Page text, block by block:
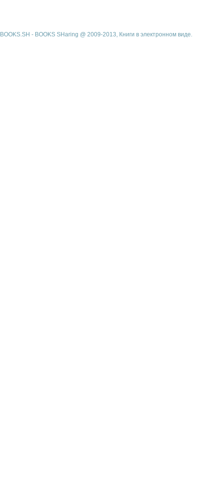
BOOKS.SH - BOOKS SHaring @ 2009-2013, Книги в электронном виде.